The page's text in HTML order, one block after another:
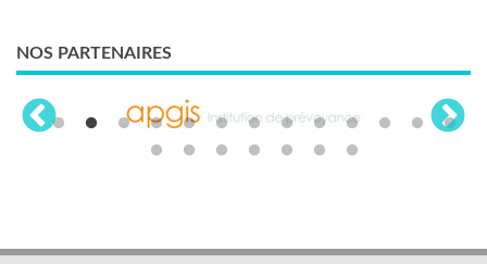
NOS PARTENAIRES